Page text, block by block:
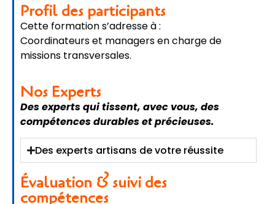
Profil des participants
Cette formation s’adresse à :
Coordinateurs et managers en charge de
missions transversales.
Nos Experts
Des experts qui tissent, avec vous, des
compétences durables et précieuses.
Des experts artisans de votre réussite
Évaluation & suivi des
compétences